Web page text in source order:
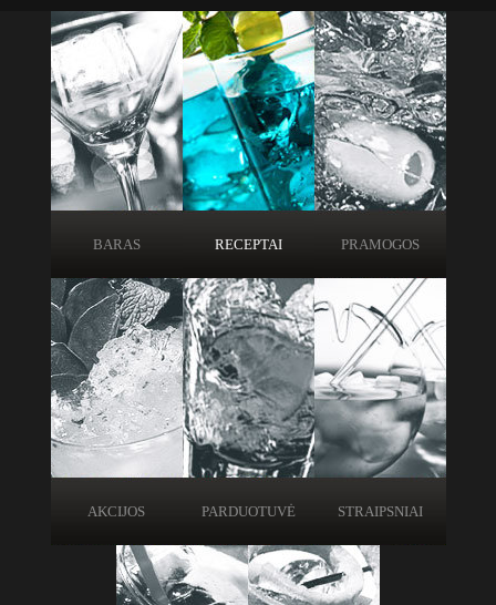
BARAS RECEPTAI PRAMOGOS
AKCIJOS PARDUOTUVĖ STRAIPSNIAI